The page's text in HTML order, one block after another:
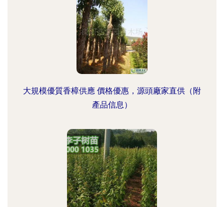
大規模優質香樟供應 價格優惠，源頭廠家直供（附
產品信息）